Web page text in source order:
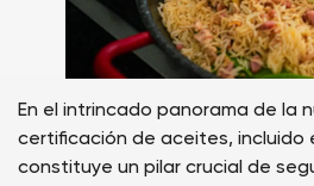
En el intrincado panorama de la
certificación de aceites, incluido
constituye un pilar crucial de